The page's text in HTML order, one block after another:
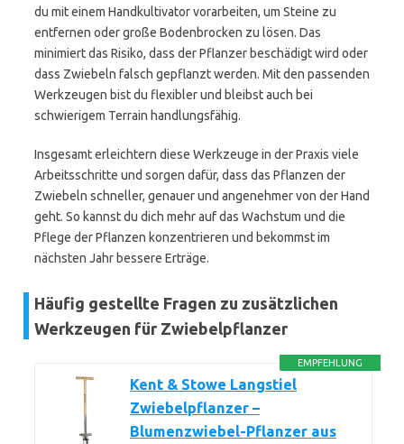
du mit einem Handkultivator vorarbeiten, um Steine zu
entfernen oder große Bodenbrocken zu lösen. Das
minimiert das Risiko, dass der Pflanzer beschädigt wird oder
dass Zwiebeln falsch gepflanzt werden. Mit den passenden
Werkzeugen bist du flexibler und bleibst auch bei
schwierigem Terrain handlungsfähig.
Insgesamt erleichtern diese Werkzeuge in der Praxis viele
Arbeitsschritte und sorgen dafür, dass das Pflanzen der
Zwiebeln schneller, genauer und angenehmer von der Hand
geht. So kannst du dich mehr auf das Wachstum und die
Pflege der Pflanzen konzentrieren und bekommst im
nächsten Jahr bessere Erträge.
Häufig gestellte Fragen zu zusätzlichen
Werkzeugen für Zwiebelpflanzer
EMPFEHLUNG
Kent & Stowe Langstiel
Zwiebelpflanzer –
Blumenzwiebel-Pflanzer aus